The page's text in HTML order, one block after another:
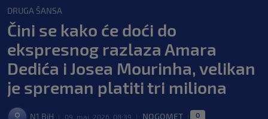
DRUGA ŠANSA
Čini se kako će doći do
ekspresnog razlaza Amara
Dedića i Josea Mourinha, velikan
je spreman platiti tri miliona
N1 BiH 09. maj. 2026. 08:39 NOGOMET 0